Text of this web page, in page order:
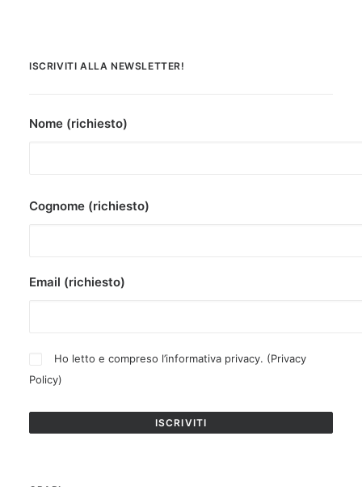
ISCRIVITI ALLA NEWSLETTER!
Nome (richiesto)
Cognome (richiesto)
Email (richiesto)
Ho letto e compreso l’informativa privacy. (Privacy
Policy)